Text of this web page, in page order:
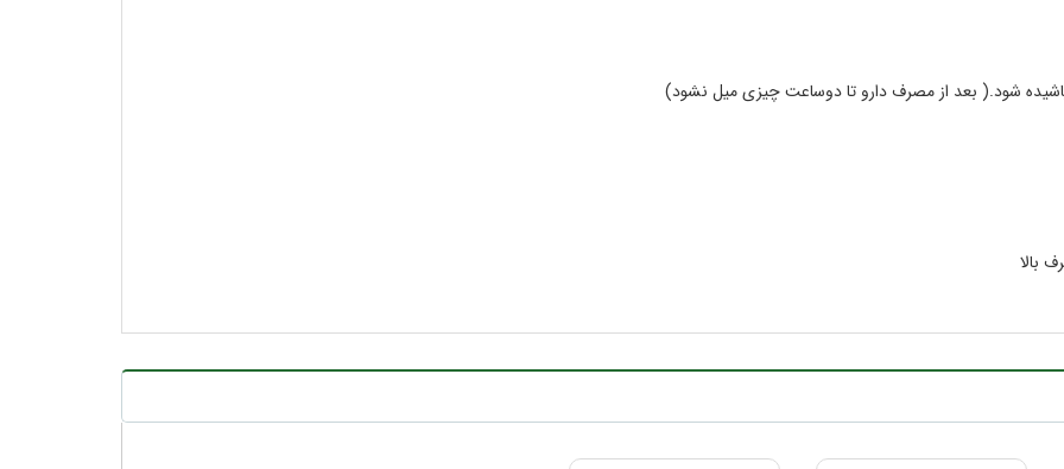
شود.( بعد از مصرف دارو تا دوساعت چیزی میل نشود)